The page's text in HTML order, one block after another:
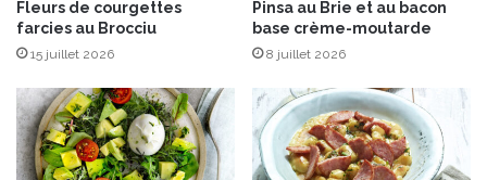
e
t
S
u
c
e
P
Fleurs de courgettes
farcies au Brocciu
15 juillet 2026
Pinsa au Brie et au bacon
base crème-moutarde
8 juillet 2026